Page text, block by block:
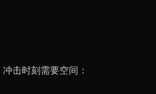
击时刻需要空间：